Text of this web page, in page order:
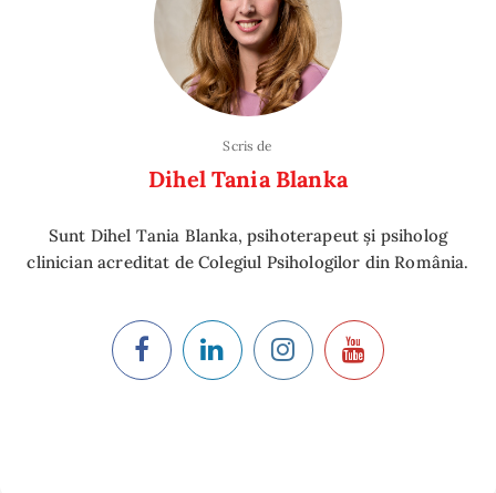
Scris de
Dihel Tania Blanka
Sunt Dihel Tania Blanka, psihoterapeut și psiholog
clinician acreditat de Colegiul Psihologilor din România.